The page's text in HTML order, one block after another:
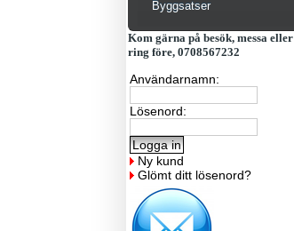
Byggsatser
Kom gärna på besök, messa eller
ring före, 0708567232
Användarnamn:
Lösenord:
Ny kund
Glömt ditt lösenord?